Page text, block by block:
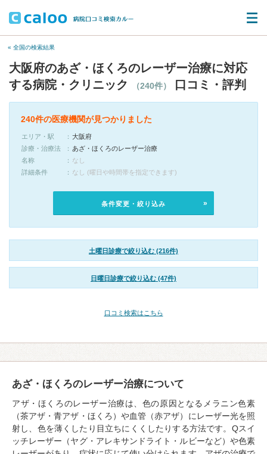
« 全国の検索結果
大阪府のあざ・ほくろのレーザー治療に対応
する病院・クリニック
（240件） 口コミ・評判
240件の医療機関が見つかりました
エリア・駅
大阪府
診療・治療法
あざ・ほくろのレーザー治療
名称
なし
詳細条件
なし (曜日や時間帯を指定できます)
条件変更・絞り込み
土曜日診療で絞り込む (216件)
日曜日診療で絞り込む (47件)
口コミ検索はこちら
あざ・ほくろのレーザー治療について
アザ・ほくろのレーザー治療は、色の原因となるメラニン色素
（茶アザ・青アザ・ほくろ）や血管（赤アザ）にレーザー光を照
射し、色を薄くしたり目立ちにくくしたりする方法です。Qスイ
ッチレーザー（ヤグ・アレキサンドライト・ルビーなど）や色素